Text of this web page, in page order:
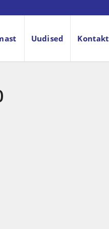
Uudised Kontakt